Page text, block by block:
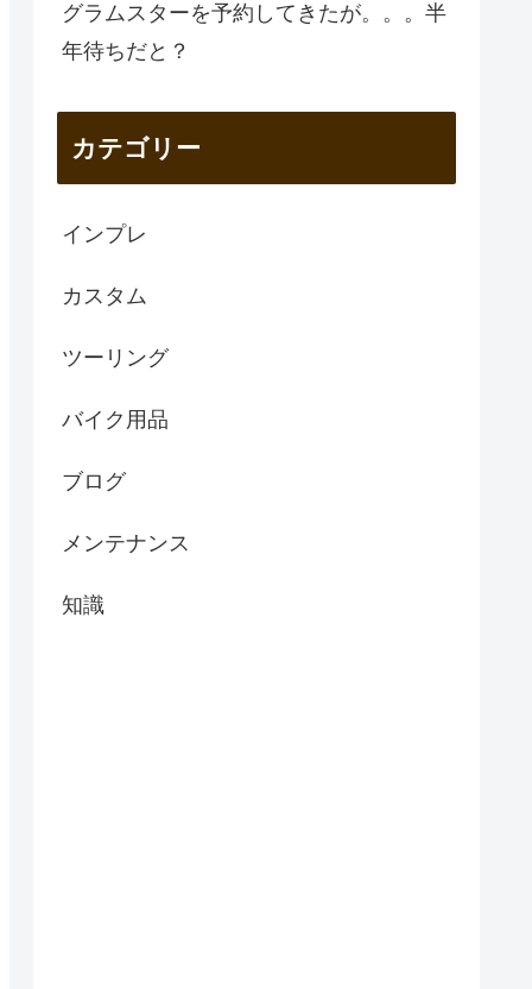
グラムスターを予約してきたが。。。半
年待ちだと？
カテゴリー
インプレ
カスタム
ツーリング
バイク用品
ブログ
メンテナンス
知識